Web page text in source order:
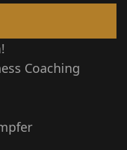
Coaching